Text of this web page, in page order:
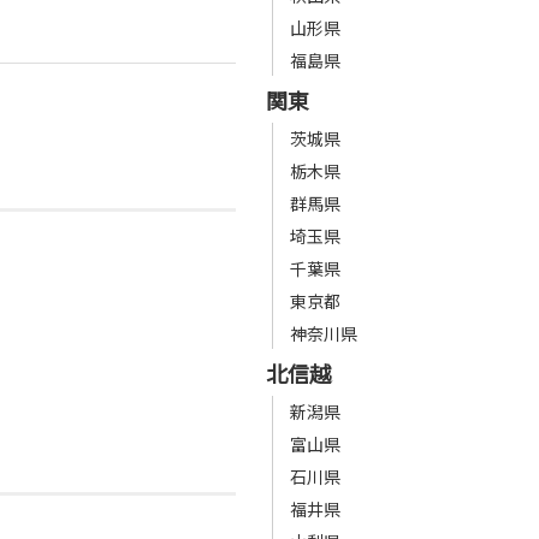
山形県
福島県
関東
茨城県
栃木県
群馬県
埼玉県
千葉県
東京都
神奈川県
北信越
新潟県
富山県
石川県
福井県